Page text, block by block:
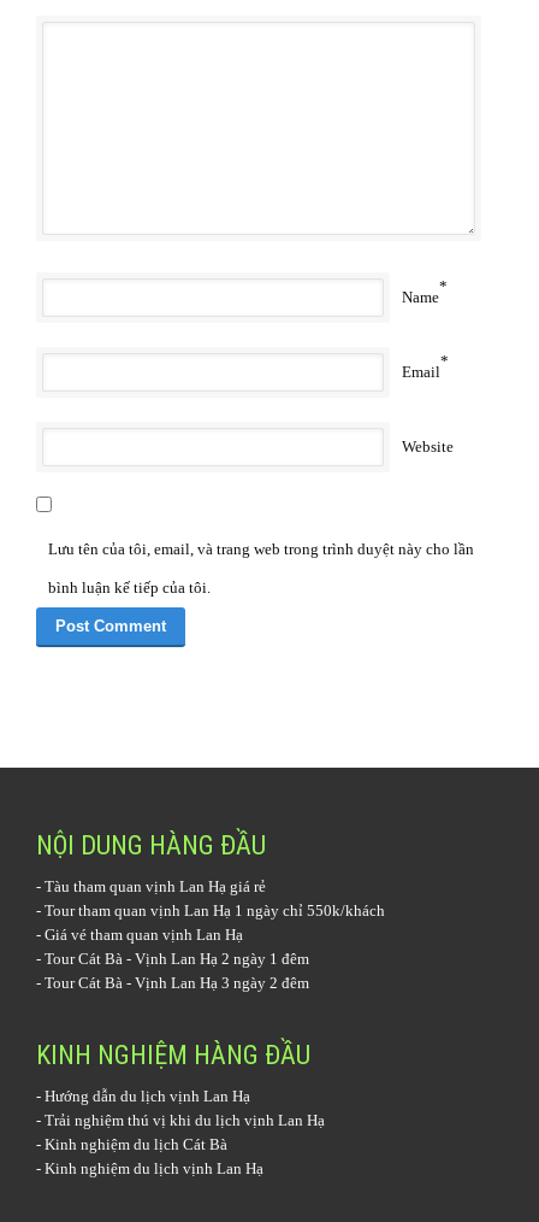
Name
*
Email
*
Website
Lưu tên của tôi, email, và trang web trong trình duyệt này cho lần
bình luận kế tiếp của tôi.
NỘI DUNG HÀNG ĐẦU
- Tàu tham quan vịnh Lan Hạ giá rẻ
- Tour tham quan vịnh Lan Hạ 1 ngày chỉ 550k/khách
- Giá vé tham quan vịnh Lan Hạ
- Tour Cát Bà - Vịnh Lan Hạ 2 ngày 1 đêm
- Tour Cát Bà - Vịnh Lan Hạ 3 ngày 2 đêm
KINH NGHIỆM HÀNG ĐẦU
- Hướng dẫn du lịch vịnh Lan Hạ
- Trải nghiệm thú vị khi du lịch vịnh Lan Hạ
- Kinh nghiệm du lịch Cát Bà
- Kinh nghiệm du lịch vịnh Lan Hạ